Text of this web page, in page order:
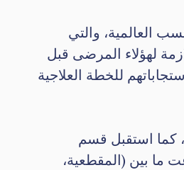
النسب العالمية، والتي
اللازمة لهؤلاء المرضى قبل
للخطة العلاجية
غسيل كلى صناعي، كما استقبل قسم
قسم الأشعة 150 ألف خدمة، تنوعت ما بين (المقطعية،